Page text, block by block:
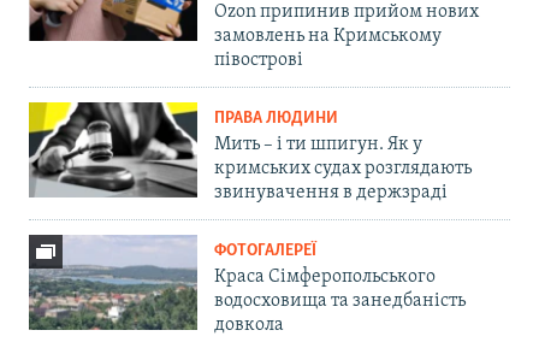
Ozon припинив прийом нових
замовлень на Кримському
півострові
ПРАВА ЛЮДИНИ
Мить – і ти шпигун. Як у
кримських судах розглядають
звинувачення в держзраді
ФОТОГАЛЕРЕЇ
Краса Сімферопольського
водосховища та занедбаність
довкола